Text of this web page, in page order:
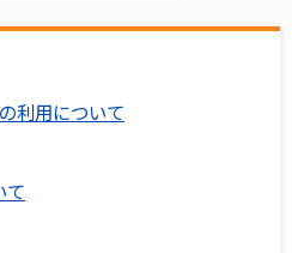
利用について
て